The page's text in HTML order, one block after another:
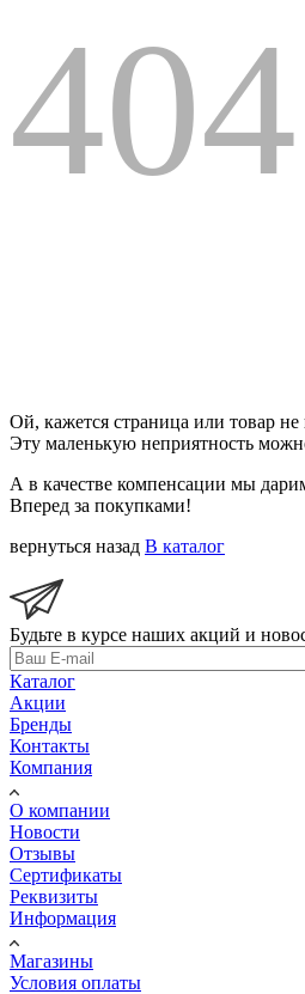
404
Ой, кажется страница или товар
Эту маленькую неприятность
А в качестве компенсации мы
Вперед за покупками!
вернуться назад В каталог
Будьте в курсе наших акций и
Каталог
Акции
Бренды
Контакты
Компания
О компании
Новости
Отзывы
Сертификаты
Реквизиты
Информация
Магазины
Условия оплаты